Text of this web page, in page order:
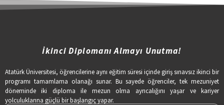
İkinci Diplomanı Almayı Unutma!
Atatürk Üniversitesi, öğrencilerine aynı eğitim süresi içinde giriş sınavsız ikinci bir
programı tamamlama olanağı sunar. Bu sayede öğrenciler, tek mezuniyet
döneminde iki diploma ile mezun olma ayrıcalığını yaşar ve kariyer
yolculuklarına güçlü bir başlangıç yapar.